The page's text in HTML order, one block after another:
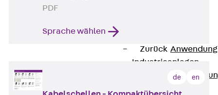
Zurück
Industrieanlagen
Bodengeführte
PDF
Sprache wählen
de en